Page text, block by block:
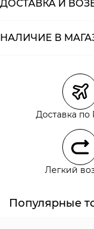
ДОСТАВКА И
Курьерская
Самовывоз из
Самовывоз из
Курьерская
Самовывоз из
НАЛИЧИЕ В
Доставка по
Легкий
Популярные